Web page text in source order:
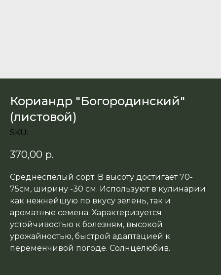
Кориандр "Богородинский"
(листовой)
SKU:
370,00 р.
Среднеспелый сорт. В высоту достигает 70-
75см, ширину -30 см. Используют в кулинарии
как нежнейшую по вкусу зелень, так и
ароматные семена. Характеризуется
устойчивостью к болезням, высокой
урожайностью, быстрой адаптацией к
переменчивой погоде. Солнцелюбив.